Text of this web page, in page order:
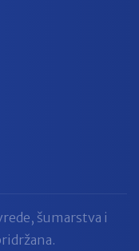
šumarstva i